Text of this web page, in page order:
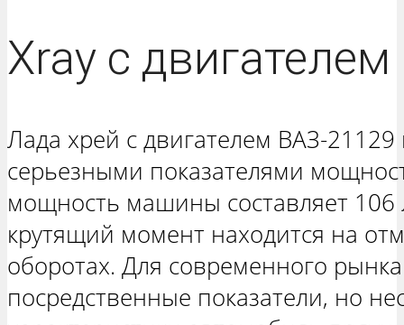
Xray с
Лада хрей с двигателем ВАЗ-21129
серьезными показателями
мощность машины составляет 106
крутящий момент находится на
оборотах. Для современного
посредственные показатели, но